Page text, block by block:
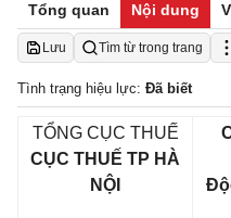
Tổng quan Nội dung
Lưu Tìm từ trong trang
Tình trạng hiệu lực: Đã biết
TỔNG CỤC THUẾ
CỤC THUẾ TP HÀ
NỘI